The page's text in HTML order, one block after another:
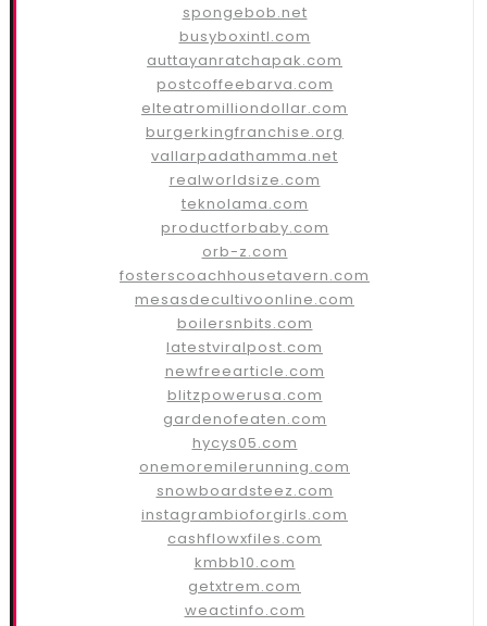
spongebob.net
busyboxintl.com
auttayanratchapak.com
postcoffeebarva.com
elteatromilliondollar.com
burgerkingfranchise.org
vallarpadathamma.net
realworldsize.com
teknolama.com
productforbaby.com
orb-z.com
fosterscoachhousetavern.com
mesasdecultivoonline.com
boilersnbits.com
latestviralpost.com
newfreearticle.com
blitzpowerusa.com
gardenofeaten.com
hycys05.com
onemoremilerunning.com
snowboardsteez.com
instagrambioforgirls.com
cashflowxfiles.com
kmbb10.com
getxtrem.com
weactinfo.com